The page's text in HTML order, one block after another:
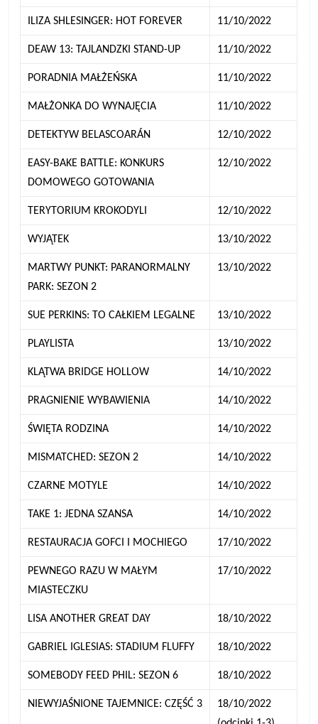
ILIZA SHLESINGER: HOT FOREVER 11/10/2022
DEAW 13: TAJLANDZKI STAND-UP 11/10/2022
PORADNIA MAŁŻEŃSKA 11/10/2022
MAŁŻONKA DO WYNAJĘCIA 11/10/2022
DETEKTYW BELASCOARÁN 12/10/2022
EASY-BAKE BATTLE: KONKURS
DOMOWEGO GOTOWANIA
12/10/2022
TERYTORIUM KROKODYLI 12/10/2022
WYJĄTEK 13/10/2022
MARTWY PUNKT: PARANORMALNY
PARK: SEZON 2
13/10/2022
SUE PERKINS: TO CAŁKIEM LEGALNE 13/10/2022
PLAYLISTA 13/10/2022
KLĄTWA BRIDGE HOLLOW 14/10/2022
PRAGNIENIE WYBAWIENIA 14/10/2022
ŚWIĘTA RODZINA 14/10/2022
MISMATCHED: SEZON 2 14/10/2022
CZARNE MOTYLE 14/10/2022
TAKE 1: JEDNA SZANSA 14/10/2022
RESTAURACJA GOFCI I MOCHIEGO 17/10/2022
PEWNEGO RAZU W MAŁYM
MIASTECZKU
17/10/2022
LISA ANOTHER GREAT DAY 18/10/2022
GABRIEL IGLESIAS: STADIUM FLUFFY 18/10/2022
SOMEBODY FEED PHIL: SEZON 6 18/10/2022
NIEWYJAŚNIONE TAJEMNICE: CZĘŚĆ 3
18/10/2022